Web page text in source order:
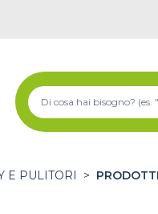
E PULITORI >